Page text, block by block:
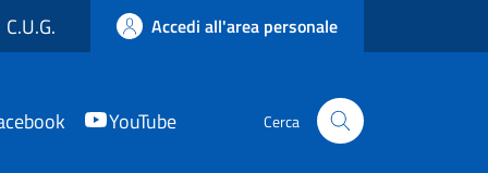
C.U.G. Accedi all'area personale
YouTube Cerca